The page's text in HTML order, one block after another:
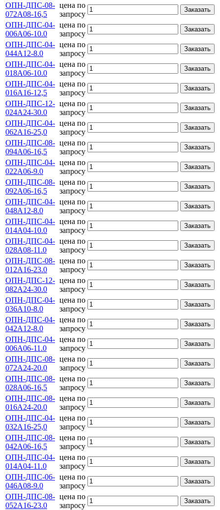
ОПН-ДПС-08-
072А08-16,5
цена по
запросу
Заказать
ОПН-ДПС-04-
006А06-10.0
цена по
запросу
Заказать
ОПН-ДПС-04-
044А12-8.0
цена по
запросу
Заказать
ОПН-ДПС-04-
018А06-10.0
цена по
запросу
Заказать
ОПН-ДПС-04-
016А16-12,5
цена по
запросу
Заказать
ОПН-ДПС-12-
024А24-30.0
цена по
запросу
Заказать
ОПН-ДПС-04-
062А16-25,0
цена по
запросу
Заказать
ОПН-ДПС-08-
094А06-16,5
цена по
запросу
Заказать
ОПН-ДПС-04-
022А06-9.0
цена по
запросу
Заказать
ОПН-ДПС-08-
092А06-16,5
цена по
запросу
Заказать
ОПН-ДПС-04-
048А12-8.0
цена по
запросу
Заказать
ОПН-ДПС-04-
014А04-10.0
цена по
запросу
Заказать
ОПН-ДПС-04-
028А08-11.0
цена по
запросу
Заказать
ОПН-ДПС-08-
012А16-23.0
цена по
запросу
Заказать
ОПН-ДПС-12-
082А24-30.0
цена по
запросу
Заказать
ОПН-ДПС-04-
036А10-8.0
цена по
запросу
Заказать
ОПН-ДПС-04-
042А12-8.0
цена по
запросу
Заказать
ОПН-ДПС-04-
006А06-11.0
цена по
запросу
Заказать
ОПН-ДПС-08-
072А24-20.0
цена по
запросу
Заказать
ОПН-ДПС-08-
028А06-16,5
цена по
запросу
Заказать
ОПН-ДПС-08-
016А24-20.0
цена по
запросу
Заказать
ОПН-ДПС-04-
032А16-25,0
цена по
запросу
Заказать
ОПН-ДПС-08-
042А06-16,5
цена по
запросу
Заказать
ОПН-ДПС-04-
014А04-11.0
цена по
запросу
Заказать
ОПН-ДПС-06-
046А08-9.0
цена по
запросу
Заказать
ОПН-ДПС-08-
052А16-23.0
цена по
запросу
Заказать